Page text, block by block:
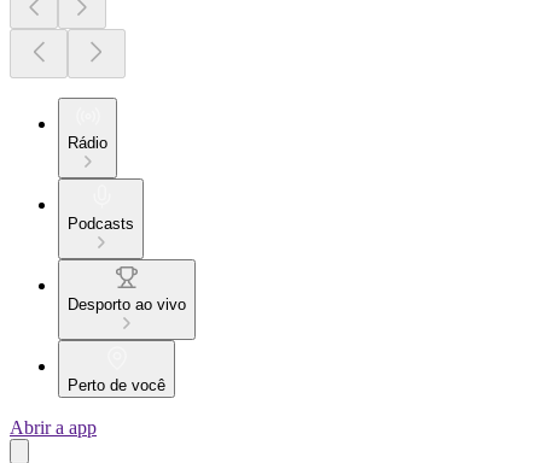
Rádio
Podcasts
Desporto ao vivo
Perto de você
Abrir a app